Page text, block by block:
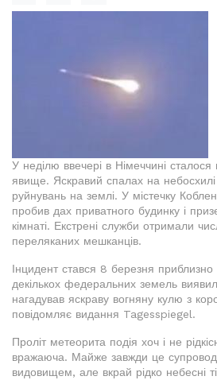
У неділю ввечері в Німеччині сталося
явище. Яскравий спалах на небосхилі
руйнувань на землі. У містечку
пробив дах приватного будинку і
кімнаті. Екстрені служби отримали
переляканих мешканців.
Інцидент стався 8 березня приблизно
декількох федеральних земель
нагадував яскраву вогняну кулю з
повідомляє видання Tagesspiegel.
Проліт метеорита подія хоч і не
вражаюча. Майже завжди це
видовищем, але вкрай рідко небесні